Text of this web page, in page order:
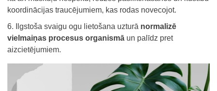
koordinācijas traucējumiem, kas rodas novecojot.
Ilgstoša svaigu ogu lietošana uzturā normalizē
vielmaiņas procesus organismā un palīdz pret
aizcietējumiem.